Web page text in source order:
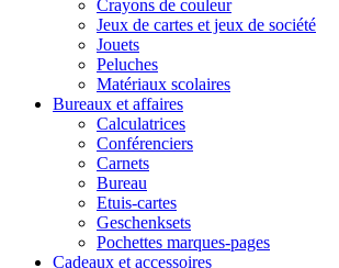
Crayons de couleur
Jeux de cartes et jeux de société
Jouets
Peluches
Matériaux scolaires
Bureaux et affaires
Calculatrices
Conférenciers
Carnets
Bureau
Etuis-cartes
Geschenksets
Pochettes marques-pages
Cadeaux et accessoires